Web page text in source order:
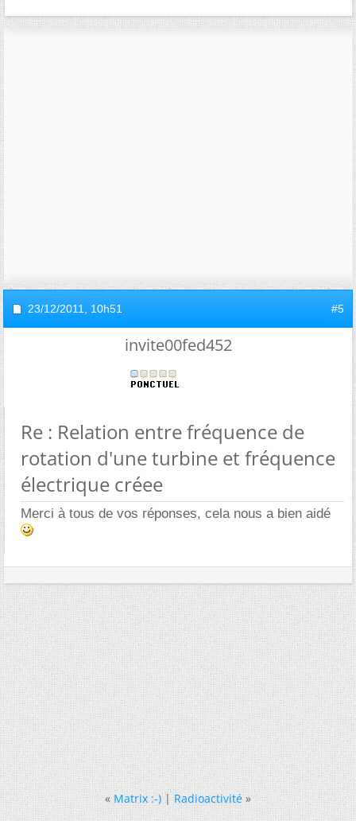
23/12/2011, 10h51 #5
invite00fed452
Re : Relation entre fréquence de
rotation d'une turbine et fréquence
électrique créee
Merci à tous de vos réponses, cela nous a bien aidé
« Matrix :-)|Radioactivité »